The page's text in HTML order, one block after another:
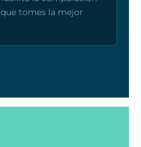
tomes la mejor